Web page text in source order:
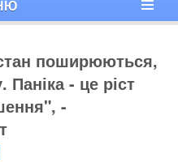
поширюються,
Паніка - це ріст
-